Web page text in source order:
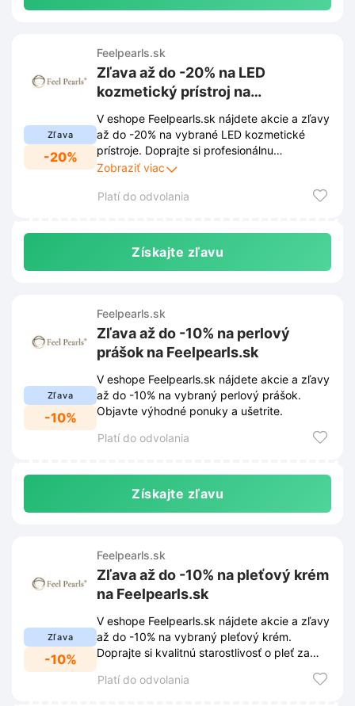
Zľava
-20%
Feelpearls.sk
Zľava až do -20% na LED
kozmetický prístroj na
Feelpearls.sk
V eshope Feelpearls.sk nájdete akcie a zľavy
až do -20% na vybrané LED kozmetické
prístroje. Doprajte si profesionálnu
starostlivosť o pleť z pohodlia domova za
Zobraziť viac
Platí do odvolania
Získajte zľavu
Zľava
-10%
Feelpearls.sk
Zľava až do -10% na perlový
prášok na Feelpearls.sk
V eshope Feelpearls.sk nájdete akcie a zľavy
až do -10% na vybraný perlový prášok.
Objavte výhodné ponuky a ušetrite.
Platí do odvolania
Získajte zľavu
Zľava
-10%
Feelpearls.sk
Zľava až do -10% na pleťový krém
na Feelpearls.sk
V eshope Feelpearls.sk nájdete akcie a zľavy
až do -10% na vybraný pleťový krém.
Doprajte si kvalitnú starostlivosť o pleť za
Platí do odvolania